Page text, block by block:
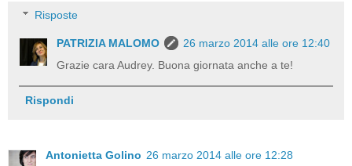
Risposte
PATRIZIA MALOMO
26 marzo 2014 alle ore 12:40
Grazie cara Audrey. Buona giornata anche a te!
Rispondi
Antonietta Golino 26 marzo 2014 alle ore 12:28